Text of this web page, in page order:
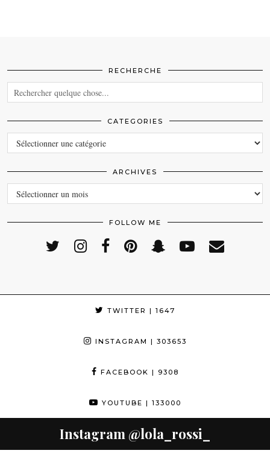
RECHERCHE
CATEGORIES
CATEGORIES
ARCHIVES
ARCHIVES
FOLLOW ME
TWITTER | 1647
INSTAGRAM | 303653
FACEBOOK | 9308
YOUTUBE | 133000
Instagram @lola_rossi_